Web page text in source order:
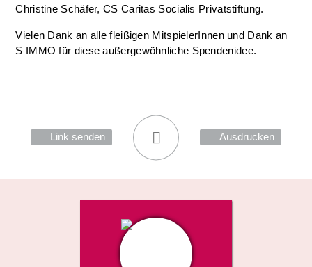
Christine Schäfer, CS Caritas Socialis Privatstiftung.
Vielen Dank an alle fleißigen MitspielerInnen und Dank an
S IMMO für diese außergewöhnliche Spendenidee.
Link senden Ausdrucken